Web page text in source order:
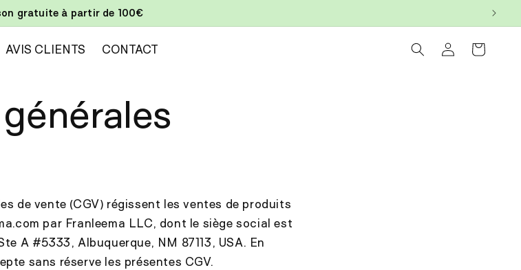
: 2 achetés = 1 gratuit
AVIS CLIENTS CONTACT
Log
in
Cart
de vente (CGV) régissent les ventes de produits
par Franleema LLC, dont le siège social est
A #5333, Albuquerque, NM 87113, USA. En
sans réserve les présentes CGV.